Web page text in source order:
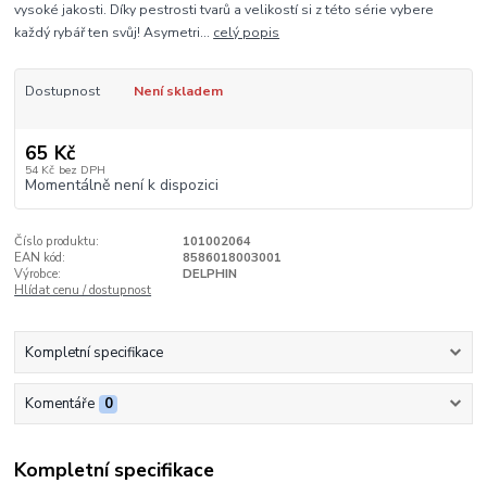
vysoké jakosti. Díky pestrosti tvarů a velikostí si z této série vybere
každý rybář ten svůj! Asymetri... celý popis
Dostupnost Není skladem
65 Kč
54 Kč bez DPH
Momentálně není k dispozici
Číslo produktu:
101002064
EAN kód:
8586018003001
Výrobce:
DELPHIN
Hlídat cenu / dostupnost
Kompletní specifikace
Komentáře 0
Kompletní specifikace